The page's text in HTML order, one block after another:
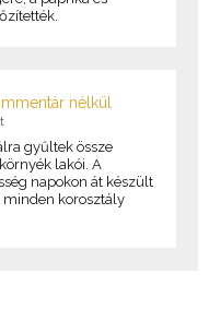
nélkül
gyűltek össze
lakói. A
napokon át készült
minden korosztály